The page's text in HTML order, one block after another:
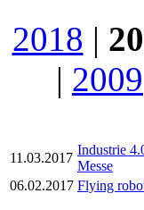
2018 |
| 2009
11.03.2017
Industrie
Messe
06.02.2017 Flying